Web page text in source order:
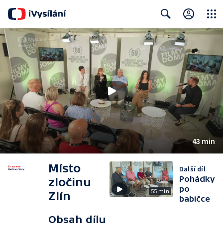
Search Close
43 min
Místo
zločinu
Zlín
Obsah dílu
55 min
Další díl
Pohádky
po
babičce